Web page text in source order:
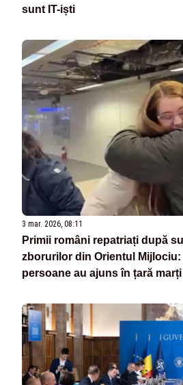
sunt IT-iști
3 mar. 2026, 08:11
Primii români repatriați după
zborurilor din Orientul Mijlociu:
persoane au ajuns în țară